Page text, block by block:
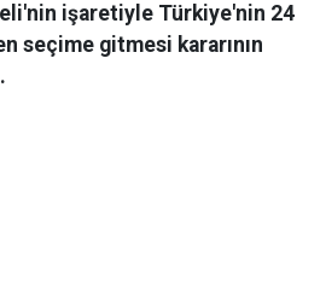
işaretiyle Türkiye'nin 24
seçime gitmesi kararının